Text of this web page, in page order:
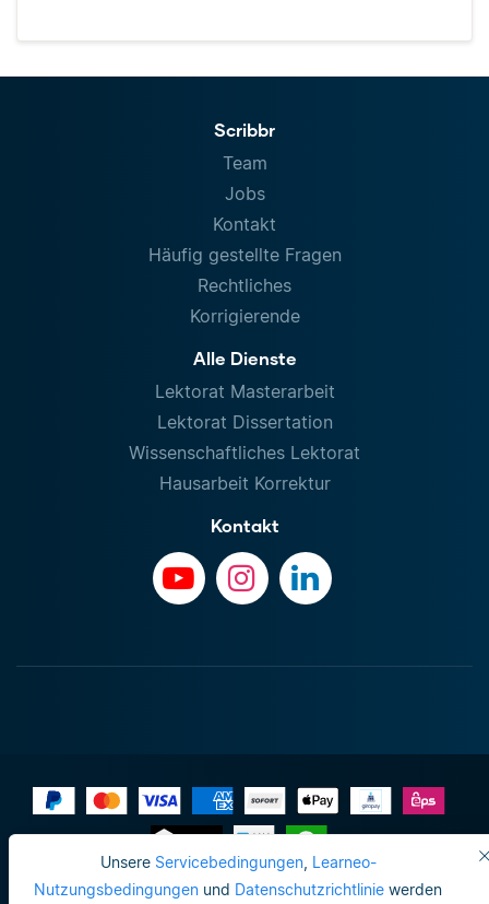
Unsere Servicebedingungen, Learneo-
Nutzungsbedingungen und Datenschutzrichtlinie werden
Scribbr
Team
Jobs
Kontakt
Häufig gestellte Fragen
Rechtliches
Korrigierende
Alle Dienste
Lektorat Masterarbeit
Lektorat Dissertation
Wissenschaftliches Lektorat
Hausarbeit Korrektur
Kontakt
Impressum